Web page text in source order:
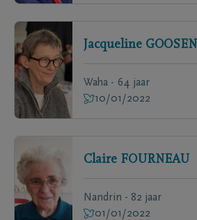
Jacqueline GOOSEN
Waha - 64 jaar
10/01/2022
Claire FOURNEAU
Nandrin - 82 jaar
01/01/2022